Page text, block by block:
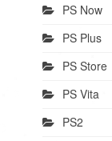
PS Now
PS Plus
PS Store
PS Vita
PS2